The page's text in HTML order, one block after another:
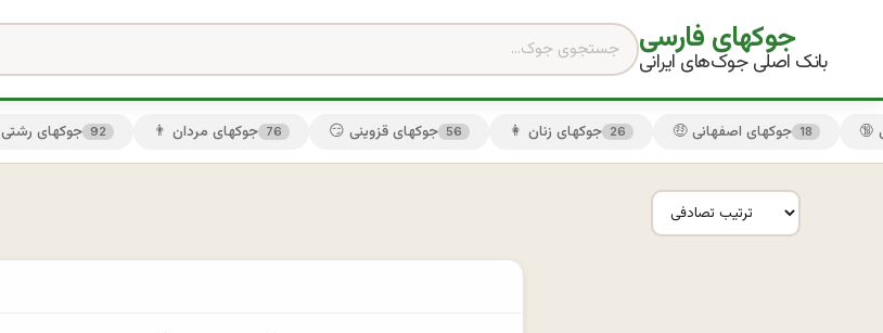
جوکهای فارسی
بانک اصلی جوک‌های ایرانی
😂 جوکهای رشتی 92 👨 جوکهای مردان 76 😏 جوکهای قزوینی 56 👩 جوکهای زنان 26 🤑 جوکهای اصفهانی 18